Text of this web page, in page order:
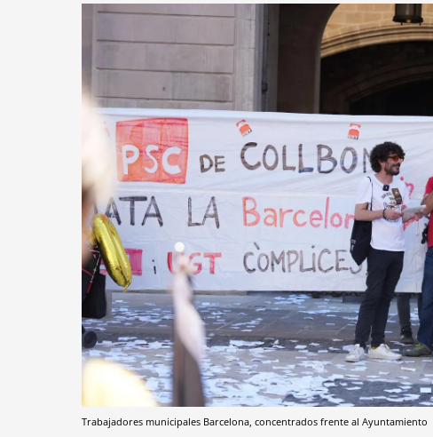
Trabajadores municipales Barcelona, concentrados frente al Ayuntamiento